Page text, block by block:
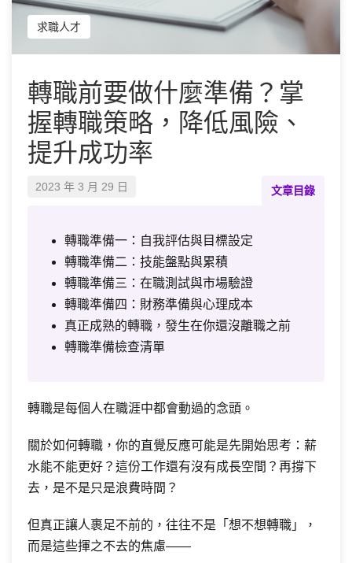
求職人才
轉職前要做什麼準備？掌
握轉職策略，降低風險、
提升成功率
2023 年 3 月 29 日 文章目錄
轉職準備一：自我評估與目標設定
轉職準備二：技能盤點與累積
轉職準備三：在職測試與市場驗證
轉職準備四：財務準備與心理成本
真正成熟的轉職，發生在你還沒離職之前
轉職準備檢查清單
轉職是每個人在職涯中都會動過的念頭。
關於如何轉職，你的直覺反應可能是先開始思考：薪
水能不能更好？這份工作還有沒有成長空間？再撐下
去，是不是只是浪費時間？
但真正讓人裹足不前的，往往不是「想不想轉職」，
而是這些揮之不去的焦慮——